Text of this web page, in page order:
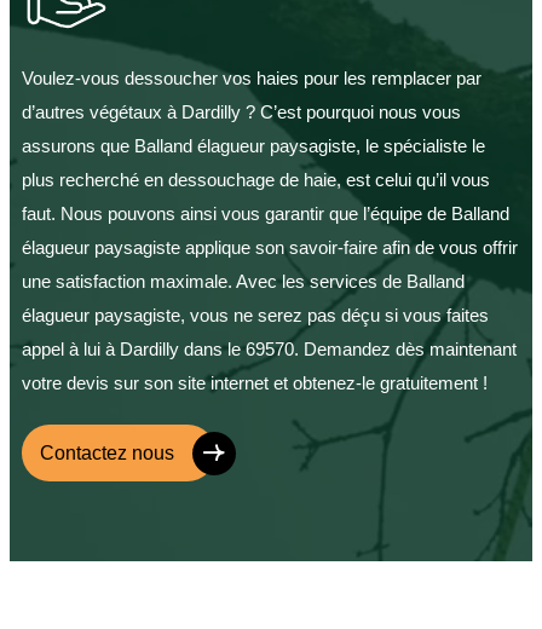
Voulez-vous dessoucher vos haies pour les remplacer par
d’autres végétaux à Dardilly ? C’est pourquoi nous vous
assurons que Balland élagueur paysagiste, le spécialiste le
plus recherché en dessouchage de haie, est celui qu’il vous
faut. Nous pouvons ainsi vous garantir que l’équipe de Balland
élagueur paysagiste applique son savoir-faire afin de vous offrir
une satisfaction maximale. Avec les services de Balland
élagueur paysagiste, vous ne serez pas déçu si vous faites
appel à lui à Dardilly dans le 69570. Demandez dès maintenant
votre devis sur son site internet et obtenez-le gratuitement !
Contactez nous